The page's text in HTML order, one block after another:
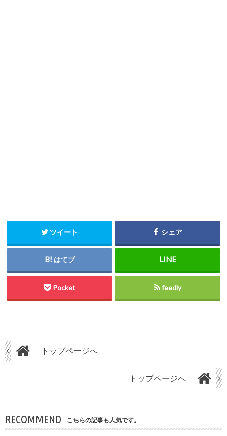
ツイート シェア
はてブ
Pocket feedly
トップページへ
トップページへ
RECOMMEND こちらの記事も人気です。